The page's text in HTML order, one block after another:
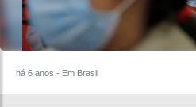
há 6 anos - Em Brasil